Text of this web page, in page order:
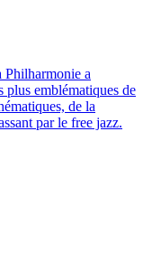
Philharmonie a
plus emblématiques de
de la
par le free jazz.